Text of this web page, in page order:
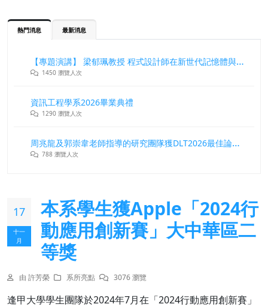
熱門消息 最新消息
【專題演講】 梁郁珮教授 程式設計師在新世代記憶體與儲存系統中的角色與挑戰
1450 瀏覽人次
資訊工程學系2026畢業典禮
1290 瀏覽人次
周兆龍及郭崇韋老師指導的研究團隊獲DLT2026最佳論文獎
788 瀏覽人次
17
十一
月
本系學生獲Apple「2024行
動應用創新賽」大中華區二
等獎
由 許芳榮 系所亮點 3076 瀏覽
逢甲大學學生團隊於2024年7月在「2024行動應用創新賽」